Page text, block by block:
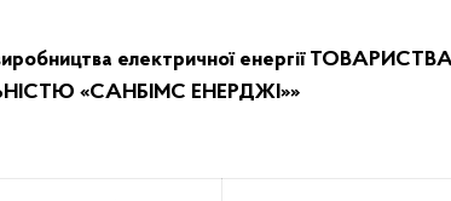
електричної енергії
«САНБІМС ЕНЕРДЖІ»»